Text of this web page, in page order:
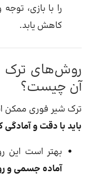
را با بازی،
کاهش یابد.
روش‌های ترک
آن چیست؟
ترک شیر فوری ممکن
باید با دقت و
بهتر است این
آماده جسمی و